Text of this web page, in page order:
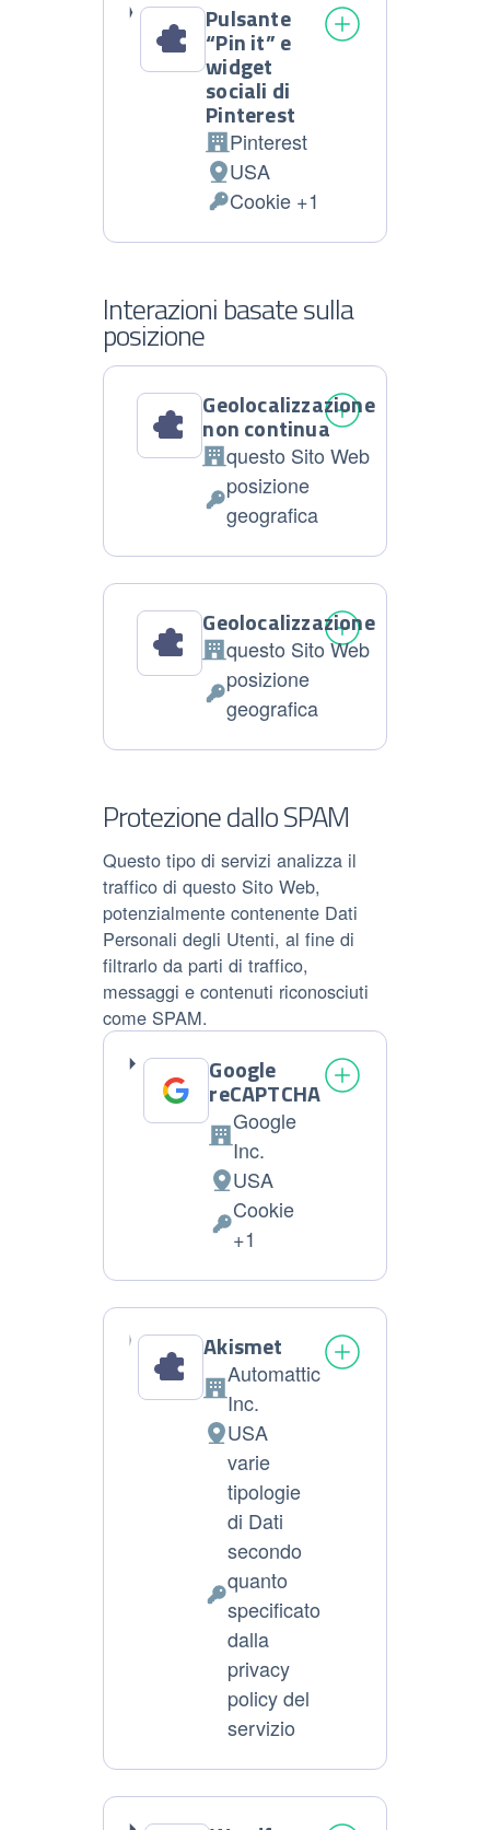
Pulsante
“Pin it” e
widget
sociali di
Pinterest
Azienda:
Pinterest
Luogo
del
trattamento:
USA
Dati
Personali
Cookie +1
Interazioni basate sulla
posizione
Geolocalizzazione
non continua
Azienda:
questo Sito Web
Dati
posizione
geografica
Geolocalizzazione
Azienda:
questo Sito Web
Dati
posizione
geografica
Protezione dallo SPAM
Questo tipo di servizi analizza il
traffico di questo Sito Web,
potenzialmente contenente Dati
Personali degli Utenti, al fine di
filtrarlo da parti di traffico,
messaggi e contenuti riconosciuti
come SPAM.
Google
reCAPTCHA
Azienda:
Google
Inc.
Luogo
del
trattamento:
USA
Dati
Cookie
+1
Akismet
Azienda:
Automattic
Inc.
Luogo
del
trattamento:
USA
Dati
Personali
trattati:
varie
tipologie
di Dati
secondo
quanto
specificato
dalla
privacy
policy del
servizio